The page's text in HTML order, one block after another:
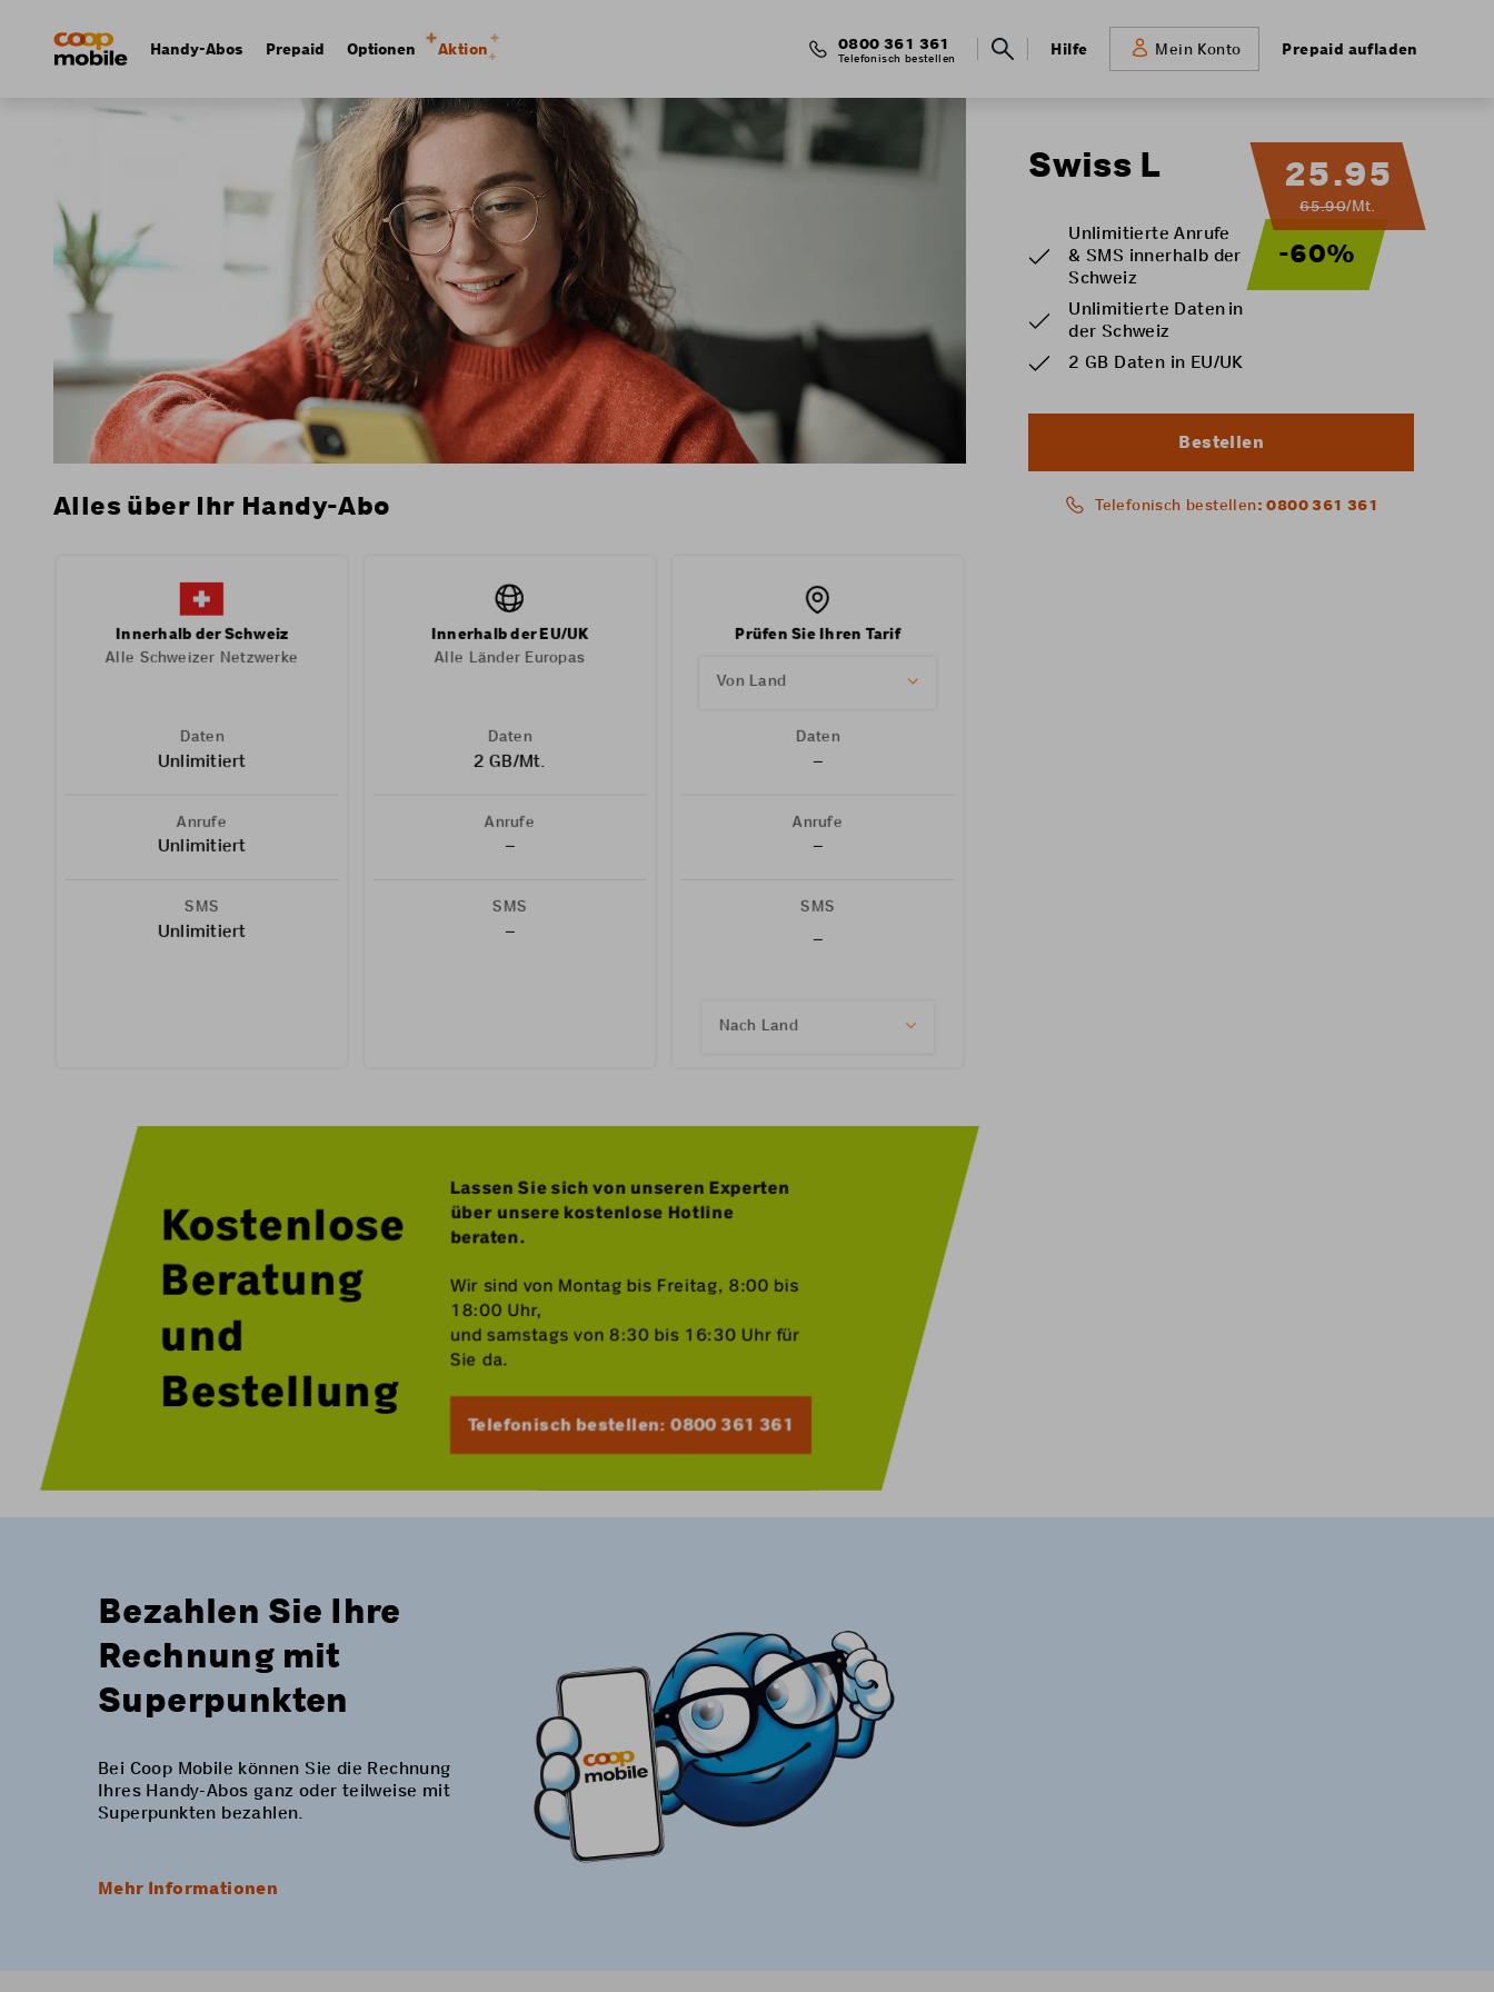
Navigation
principale
Handy-Abos Prepaid Optionen Aktion 0800 361 361
Telefonisch bestellen
navigation
Hilfe Mein Konto Prepaid aufladen
Swiss L
Unlimitierte Anrufe
& SMS innerhalb der
Schweiz
Unlimitierte Daten in
der Schweiz
2 GB Daten in EU/UK
25.95
65.90/Mt.
-60%
Bestellen
Telefonisch bestellen: 0800 361 361
Alles über Ihr Handy-Abo
Innerhalb der Schweiz
Alle Schweizer Netzwerke
Daten
Unlimitiert
Anrufe
Unlimitiert
SMS
Unlimitiert
Innerhalb der EU/UK
Alle Länder Europas
Daten
2 GB/Mt.
Anrufe
–
SMS
–
Prüfen Sie Ihren Tarif
Nach Land
Von Land
Daten
–
Anrufe
–
SMS
–
Kostenlose
Beratung
und
Bestellung
Lassen Sie sich von unseren Experten
über unsere kostenlose Hotline
beraten.
Wir sind von Montag bis Freitag, 8:00 bis
18:00 Uhr,
und samstags von 8:30 bis 16:30 Uhr für
Sie da.
Telefonisch bestellen: 0800 361 361
Bezahlen Sie Ihre
Rechnung mit
Superpunkten
Bei Coop Mobile können Sie die Rechnung
Ihres Handy-Abos ganz oder teilweise mit
Superpunkten bezahlen.
Mehr Informationen